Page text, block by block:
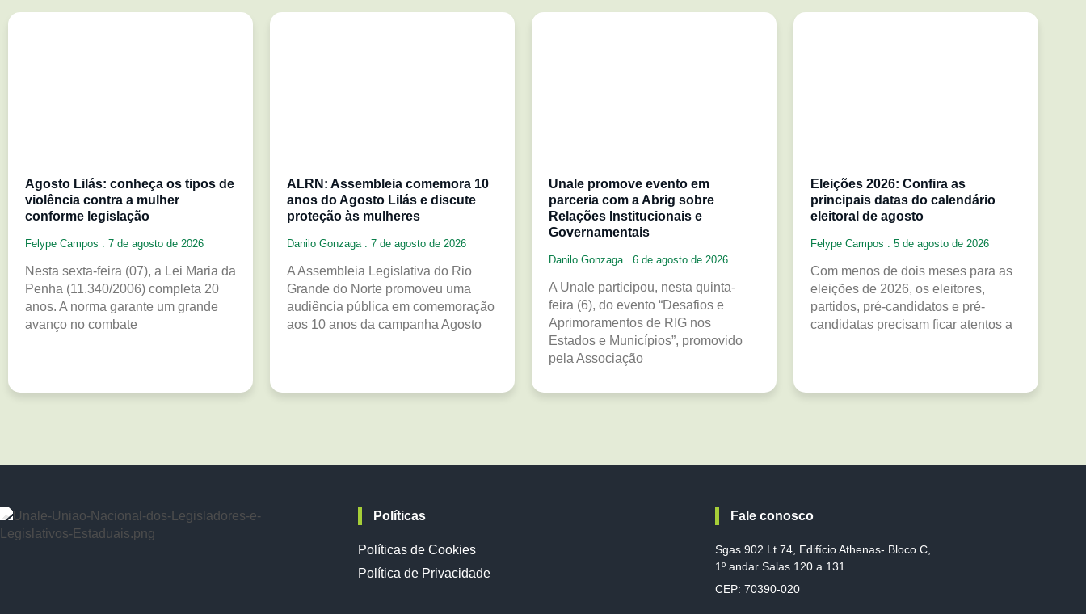
Agosto Lilás: conheça os tipos de
violência contra a mulher
conforme legislação
Felype Campos 7 de agosto de 2026
Nesta sexta-feira (07), a Lei Maria da
Penha (11.340/2006) completa 20
anos. A norma garante um grande
avanço no combate
ALRN: Assembleia comemora 10
anos do Agosto Lilás e discute
proteção às mulheres
Danilo Gonzaga 7 de agosto de 2026
A Assembleia Legislativa do Rio
Grande do Norte promoveu uma
audiência pública em comemoração
aos 10 anos da campanha Agosto
Unale promove evento em
parceria com a Abrig sobre
Relações Institucionais e
Governamentais
Danilo Gonzaga 6 de agosto de 2026
A Unale participou, nesta quinta-
feira (6), do evento “Desafios e
Aprimoramentos de RIG nos
Estados e Municípios”, promovido
pela Associação
Eleições 2026: Confira as
principais datas do calendário
eleitoral de agosto
Felype Campos 5 de agosto de 2026
Com menos de dois meses para as
eleições de 2026, os eleitores,
partidos, pré-candidatos e pré-
candidatas precisam ficar atentos a
Políticas
Políticas de Cookies
Política de Privacidade
Fale conosco
Sgas 902 Lt 74, Edifício Athenas- Bloco C,
1º andar Salas 120 a 131
CEP: 70390-020